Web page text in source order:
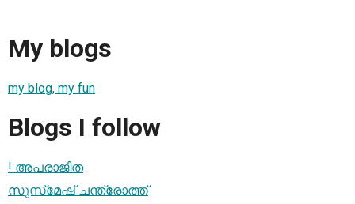
My blogs
my blog, my fun
Blogs I follow
! അപരാജിത
സുസ്‌മേഷ്‌ ചന്ത്രോത്ത്‌